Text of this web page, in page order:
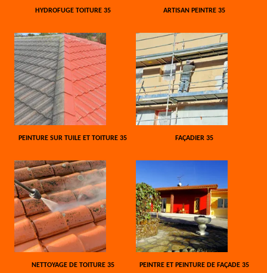
HYDROFUGE TOITURE 35 ARTISAN PEINTRE 35
PEINTURE SUR TUILE ET TOITURE 35 FAÇADIER 35
NETTOYAGE DE TOITURE 35 PEINTRE ET PEINTURE DE FAÇADE 35